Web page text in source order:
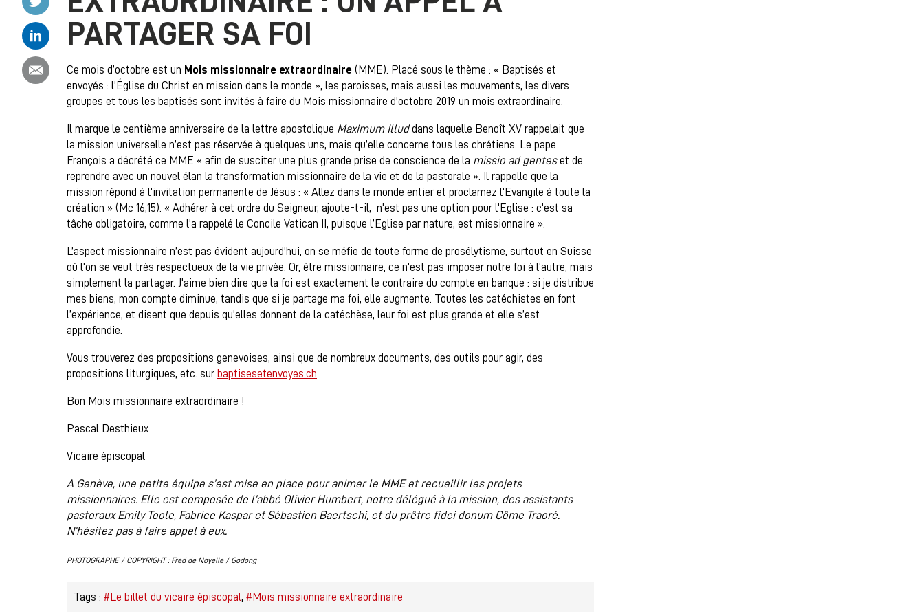
Partager ce contenu sur Linkedin
Partager ce contenu par email
PARTAGER SA FOI
Ce mois d’octobre est un Mois missionnaire extraordinaire (MME). Placé sous le thème : « Baptisés et
envoyés : l’Église du Christ en mission dans le monde », les paroisses, mais aussi les mouvements, les divers
groupes et tous les baptisés sont invités à faire du Mois missionnaire d’octobre 2019 un mois extraordinaire.
Il marque le centième anniversaire de la lettre apostolique Maximum Illuddans laquelle Benoît XV rappelait que
la mission universelle n’est pas réservée à quelques uns, mais qu’elle concerne tous les chrétiens. Le pape
François a décrété ce MME « afin de susciter une plus grande prise de conscience de la missio ad genteset de
reprendre avec un nouvel élan la transformation missionnaire de la vie et de la pastorale ». Il rappelle que la
mission répond à l’invitation permanente de Jésus : « Allez dans le monde entier et proclamez l’Evangile à toute la
création » (Mc 16,15). « Adhérer à cet ordre du Seigneur, ajoute-t-il, n’est pas une option pour l’Eglise : c’est sa
tâche obligatoire, comme l’a rappelé le Concile Vatican II, puisque l’Eglise par nature, est missionnaire ».
L’aspect missionnaire n’est pas évident aujourd’hui, on se méfie de toute forme de prosélytisme, surtout en Suisse
où l’on se veut très respectueux de la vie privée. Or, être missionnaire, ce n’est pas imposer notre foi à l’autre, mais
simplement la partager. J’aime bien dire que la foi est exactement le contraire du compte en banque : si je distribue
mes biens, mon compte diminue, tandis que si je partage ma foi, elle augmente. Toutes les catéchistes en font
l’expérience, et disent que depuis qu’elles donnent de la catéchèse, leur foi est plus grande et elle s’est
approfondie.
Vous trouverez des propositions genevoises, ainsi que de nombreux documents, des outils pour agir, des
propositions liturgiques, etc. sur baptisesetenvoyes.ch
Bon Mois missionnaire extraordinaire !
Pascal Desthieux
Vicaire épiscopal
A Genève, une petite équipe s’est mise en place pour animer le MME et recueillir les projets
missionnaires. Elle est composée de l’abbé Olivier Humbert, notre délégué à la mission, des assistants
pastoraux Emily Toole, Fabrice Kaspar et Sébastien Baertschi, et du prêtre fidei donum Côme Traoré.
N’hésitez pas à faire appel à eux.
PHOTOGRAPHE / COPYRIGHT :Fred de Noyelle / Godong
Tags : #Le billet du vicaire épiscopal #Mois missionnaire extraordinaire